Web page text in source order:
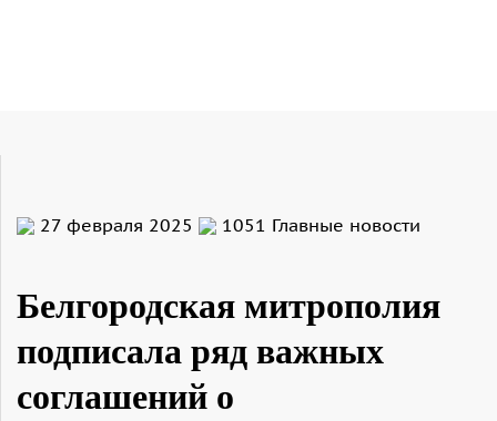
27 февраля 2025 1051 Главные новости
Белгородская митрополия
подписала ряд важных
соглашений о